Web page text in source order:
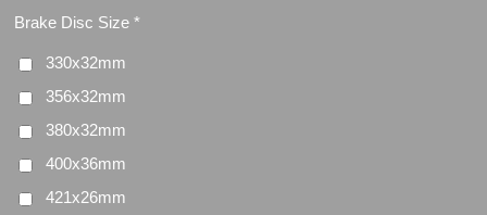
Brake Disc Size *
330x32mm
356x32mm
380x32mm
400x36mm
421x26mm